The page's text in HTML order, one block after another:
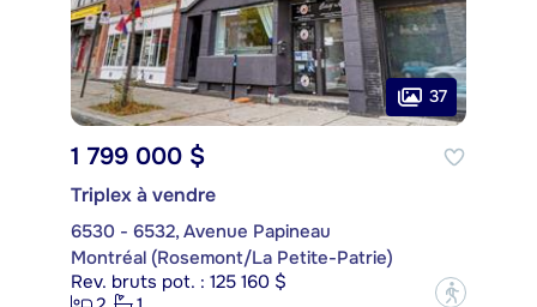
37
1 799 000 $
Triplex à vendre
6530 - 6532, Avenue Papineau
Montréal (Rosemont/La Petite-Patrie)
Rev. bruts pot. : 125 160 $
?